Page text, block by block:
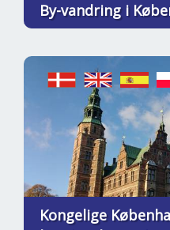
By-vandring i
Kongelige